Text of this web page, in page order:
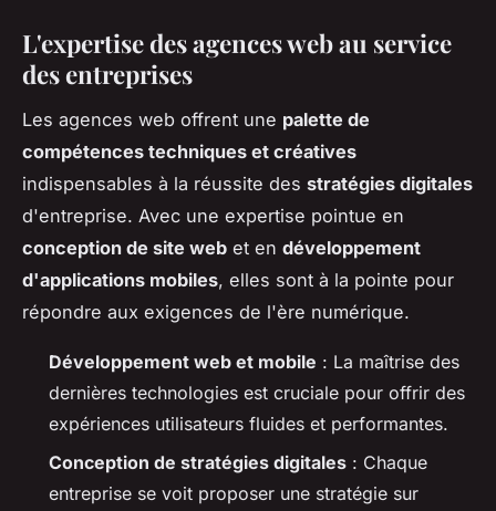
L'expertise des agences web au service
des entreprises
Les agences web offrent une palette de
compétences techniques et créatives
indispensables à la réussite des stratégies digitales
d'entreprise. Avec une expertise pointue en
conception de site web et en développement
d'applications mobiles, elles sont à la pointe pour
répondre aux exigences de l'ère numérique.
Développement web et mobile : La maîtrise des
dernières technologies est cruciale pour offrir des
expériences utilisateurs fluides et performantes.
Conception de stratégies digitales : Chaque
entreprise se voit proposer une stratégie sur